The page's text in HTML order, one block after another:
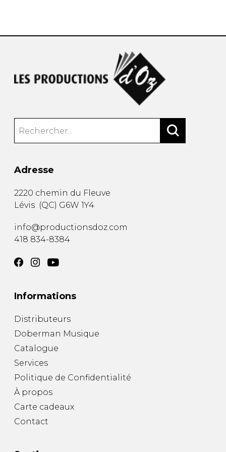
Adresse
2220 chemin du Fleuve
Lévis (QC) G6W 1Y4
info@productionsdoz.com
418 834-8384
Informations
Distributeurs
Doberman Musique
Catalogue
Services
Politique de Confidentialité
À propos
Carte cadeaux
Contact